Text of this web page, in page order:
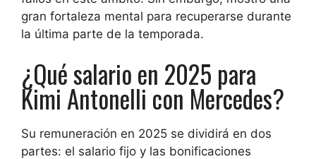
gran fortaleza mental para recuperarse durante
la última parte de la temporada.
¿Qué salario en 2025 para
Kimi Antonelli con Mercedes?
Su remuneración en 2025 se dividirá en dos
partes: el salario fijo y las bonificaciones